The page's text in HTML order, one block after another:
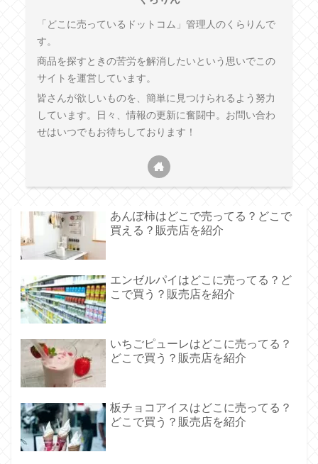
「どこに売っているドットコム」管理人のくらりんで
す。
商品を探すときの苦労を解消したいという思いでこの
サイトを運営しています。
皆さんが欲しいものを、簡単に見つけられるよう努力
しています。日々、情報の更新に奮闘中。お問い合わ
せはいつでもお待ちしております！
あんぽ柿はどこで売ってる？どこで
買える？販売店を紹介
エンゼルパイはどこに売ってる？ど
こで買う？販売店を紹介
いちごピューレはどこに売ってる？
どこで買う？販売店を紹介
板チョコアイスはどこに売ってる？
どこで買う？販売店を紹介